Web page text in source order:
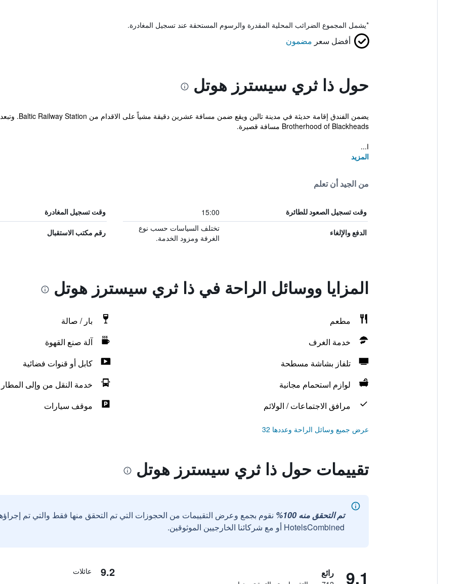
*يشمل المجموع الضرائب المحلية المقدرة والرسوم المستحقة عند تسجيل المغادرة.
أفضل سعر مضمون
حول ذا ثري سيسترز هوتل
Brotherhood of Blackheads مسافة قصيرة.
ا...
المزيد
من الجيد أن تعلم
وقت تسجيل الصعود للطائرة 15:00 وقت تسجيل المغادرة
الدفع والإلغاء
تختلف السياسات حسب نوع
الغرفة ومزود الخدمة.
رقم مكتب الاستقبال
المزايا ووسائل الراحة في ذا ثري سيسترز هوتل
مطعم
بار / صالة
خدمة الغرف
آلة صنع القهوة
تلفاز بشاشة مسطحة
كابل أو قنوات فضائية
لوازم استحمام مجانية
خدمة النقل من وإلى المطار
مرافق الاجتماعات / الولائم
موقف سيارات
عرض جميع وسائل الراحة وعددها 32
تقييمات حول ذا ثري سيسترز هوتل
تم التحقق منه 100%
نقوم بجمع وعرض التقييمات من الحجوزات التي تم التحقق منها فقط والتي تم
HotelsCombined أو مع شركائنا الخارجيين الموثوقين.
9.1 رائع 9.2 عائلات